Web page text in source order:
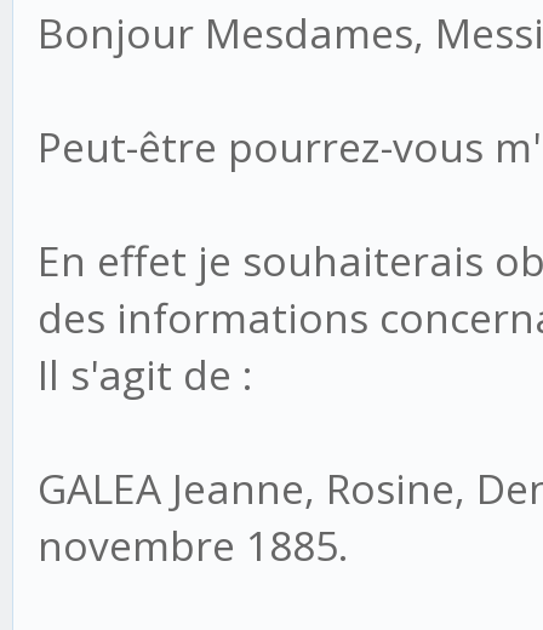
Bonjour Mesdames,
Peut-être pourrez-vous
En effet je souhaiterais
des informations
Il s'agit de :
GALEA Jeanne, Rosine,
novembre 1885.